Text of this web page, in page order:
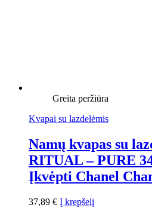
Greita peržiūra
Kvapai su lazdelėmis
Namų kvapas su
RITUAL – PURE
Įkvėpti Chanel
37,89 € Į krepšelį